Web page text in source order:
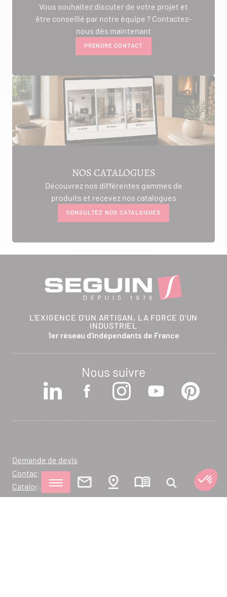
Vous souhaitez discuter de votre projet et
être conseillé par notre équipe ? Contactez-
nous dès maintenant
PRENDRE CONTACT
NOS CATALOGUES
Découvrez nos différentes gammes de
produits et recevez nos catalogues
CONSULTEZ NOS CATALOGUES
L'EXIGENCE D'UN ARTISAN, LA FORCE D'UN
INDUSTRIEL
1er réseau d'indépendants de France
Nous suivre
Demande de devis
Contactez-nous
Catalogues
Blog